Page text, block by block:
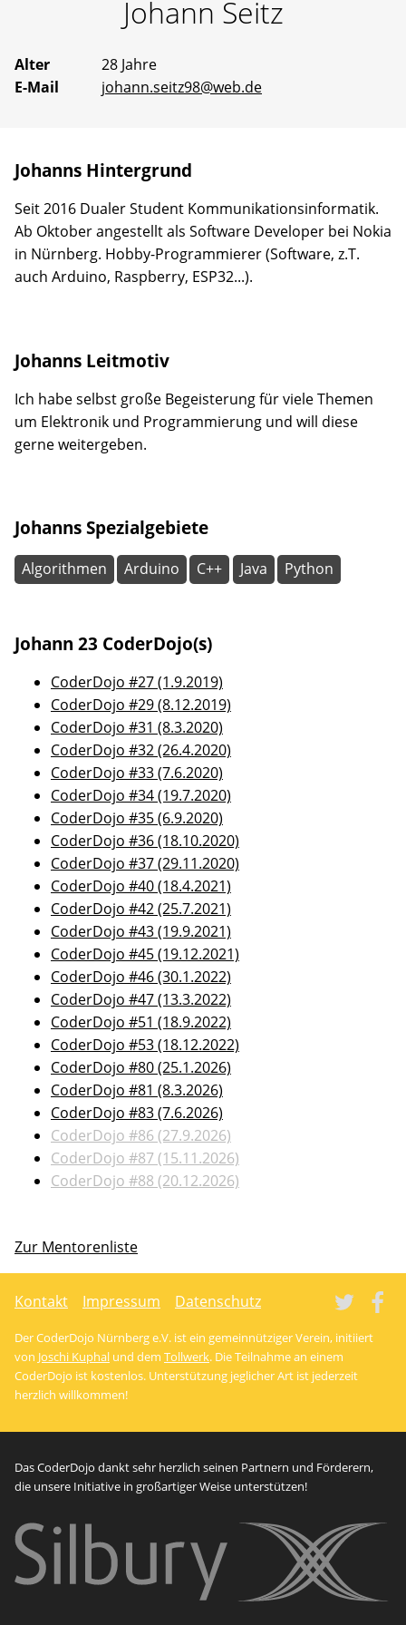
Erfahrene
Mentoren
bereit,
um
gemeinsam
oder
vorgeschlagene
Wirklichkeit
werden
lassen.
Johann Seitz
Alter
28 Jahre
E-Mail
johann.seitz98@web.de
Johanns Hintergrund
Seit 2016 Dualer Student Kommunikationsinformatik.
Ab Oktober angestellt als Software Developer bei Nokia
in Nürnberg. Hobby-Programmierer (Software, z.T.
auch Arduino, Raspberry, ESP32...).
Johanns Leitmotiv
Ich habe selbst große Begeisterung für viele Themen
um Elektronik und Programmierung und will diese
gerne weitergeben.
Johanns Spezialgebiete
Algorithmen Arduino C++ Java Python
Johann 23 CoderDojo(s)
CoderDojo #27 (1.9.2019)
CoderDojo #29 (8.12.2019)
CoderDojo #31 (8.3.2020)
CoderDojo #32 (26.4.2020)
CoderDojo #33 (7.6.2020)
CoderDojo #34 (19.7.2020)
CoderDojo #35 (6.9.2020)
CoderDojo #36 (18.10.2020)
CoderDojo #37 (29.11.2020)
CoderDojo #40 (18.4.2021)
CoderDojo #42 (25.7.2021)
CoderDojo #43 (19.9.2021)
CoderDojo #45 (19.12.2021)
CoderDojo #46 (30.1.2022)
CoderDojo #47 (13.3.2022)
CoderDojo #51 (18.9.2022)
CoderDojo #53 (18.12.2022)
CoderDojo #80 (25.1.2026)
CoderDojo #81 (8.3.2026)
CoderDojo #83 (7.6.2026)
CoderDojo #86 (27.9.2026)
CoderDojo #87 (15.11.2026)
CoderDojo #88 (20.12.2026)
Zur Mentorenliste
Kontakt Impressum Datenschutz
Der CoderDojo Nürnberg e.V. ist ein gemeinnütziger Verein, initiiert
von Joschi Kuphal und dem Tollwerk. Die Teilnahme an einem
CoderDojo ist kostenlos. Unterstützung jeglicher Art ist jederzeit
herzlich willkommen!
Das CoderDojo dankt sehr herzlich seinen Partnern und Förderern,
die unsere Initiative in großartiger Weise unterstützen!